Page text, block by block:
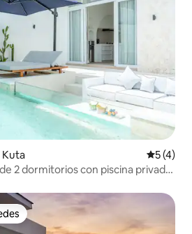
Kuta
5 (4)
2 dormitorios con piscina privada